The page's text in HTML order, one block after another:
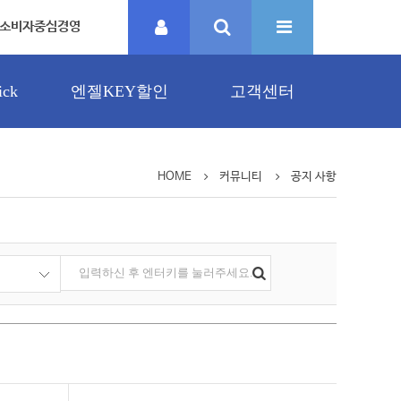
소비자중심경영
엔젤KEY할인 고객센터
HOME 커뮤니티 공지 사항